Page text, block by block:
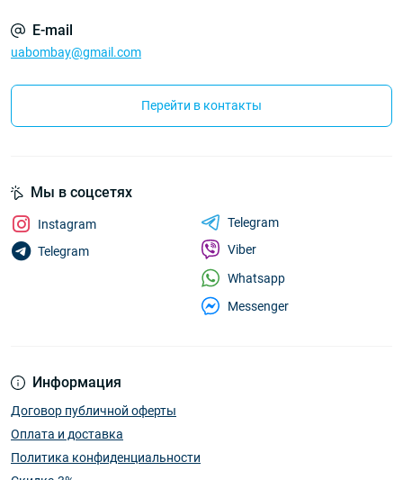
E-mail
uabombay@gmail.com
Перейти в контакты
Информация
Договор публичной оферты
Оплата и доставка
Политика конфиденциальности
Мы в соцсетях
Instagram
Telegram
Telegram
Viber
Whatsapp
Messenger